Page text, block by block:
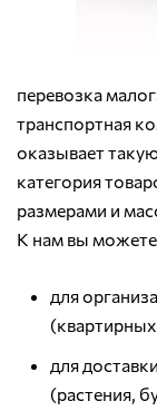
перевозка
транспортная
оказывает
категория
размерами и
К нам вы можете
для
для
(растения,